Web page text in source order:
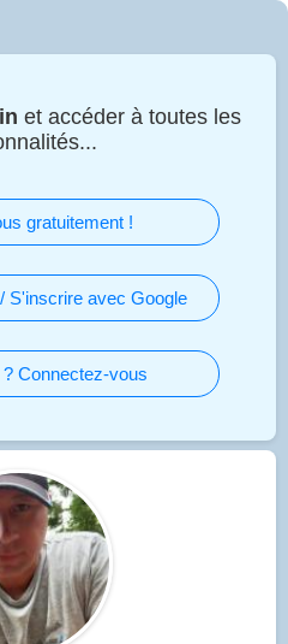
et accéder à toutes les
gratuitement !
S'inscrire avec Google
Connectez-vous